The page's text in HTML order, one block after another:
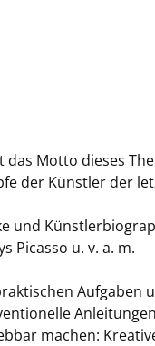
Motto dieses
der Künstler der
und
Picasso u. v. a. m.
Aufgaben
machen: